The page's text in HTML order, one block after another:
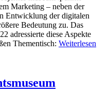
Marketing – neben der
Entwicklung der digitalen
Bedeutung zu. Das
adressierte diese Aspekte
Thementisch: Weiterlesen